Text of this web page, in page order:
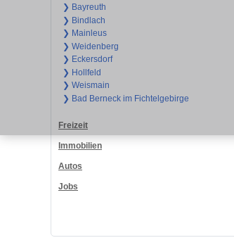
❯ Bayreuth
❯ Bindlach
❯ Mainleus
❯ Weidenberg
❯ Eckersdorf
❯ Hollfeld
❯ Weismain
❯ Bad Berneck im Fichtelgebirge
Freizeit
Immobilien
Autos
Jobs